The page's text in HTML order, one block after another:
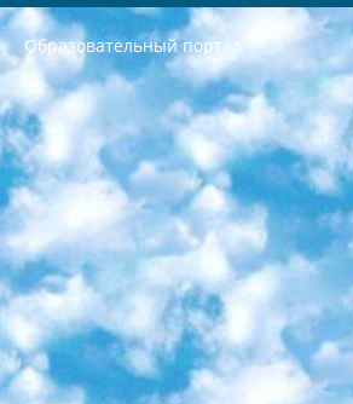
Образовательный портал
РЕСПУБЛИКА УЗБЕКИСТАН МИНИСТРЕРСТВО ДОШКОЛЬНОГО И ШКОЛЬНОГО ОБРАЗОВАНИЯ КОМАНДА в общеобразовательных учреждениях в 2023-2024 учебном году организация и проведение итоговой государственной аттестации обучающихся о Министра дошкольного и школьного образования Республики Узбекистан от 4 марта 2008 года (постановлением Минюста от 20 марта 2008 года № 1778 государственной регистрации) «Итоговое состояние учащихся общего среднего образования на основании положения об утверждении положения об аттестации общего среднего образования выпускной экзамен студентов в образовательных учреждениях в 2023-2024 учебном году В целях организации и прохождения аттестации приказываю: 1. Следующее: перечень предметов, по которым будет проводиться итоговая государственная аттестация и экзамен формы перевода согласно приложению 1; сертификаты международного образца, оценивающие уровень владения иностранными языками перечень согласно приложению 2; 2. Педагогический при специализированных образовательных учреждениях. научно-практический центр квалификации и международной оценки (Д.Давидова) 2024 г. До 25 марта: задания по предметам, по которым будет проводиться итоговая аттестация разработка и утверждение технических условий; итоговая аттестация на основании разработанного предметного задания разработка вопросов по предметам (устно и письменно), экзамен передача; общеобразовательные средние школы и специальные учебные заведения учащиеся выпускных классов школ и интернатов в агентской системе подготовка базы данных экзаменационных материалов и критериев оценки; перевод базы экзаменационных материалов на все языки обучения подать в Республиканский образовательный центр для изготовления; варианты экзаменов на основе разработанных контрольных материалов пусть будут поставлены задачи формирования. 3. Республиканский образовательный центр (Ш.Худайкулов) до 5 апреля 2024 года. до: база данных предоставленных экзаменационных материалов на все языки обучения перевод и экспертиза; для слепых, слабовидящих, глухих, слабослышащих и умственно отсталых детей учащиеся выпускных классов специализированных школ и школ-интернатов база данных экзаменационных материалов на всех преподаваемых языках подготовка критериев оценки; специализированные школы для умственно отсталых детей и технологии для учащихся выпускных классов школ-интернатов разработка соответствующих рекомендаций и критериев проведения ЕГЭ по естествознанию давать задания. 4. Педагогический при специализированных образовательных учреждениях. Научно-практический центр навыков и международной оценки (Д.Давидова), Республика образовательный центр (Худайкулов Ш.) итоговый государственный аттестационный экзамен ориентирован на творческое и логическое мышление при подготовке базы материалов учитывать введение заданий. 5. Следует отметить, что: сертификат государственного образца о знании общеобразовательного предмета и как минимум национальный уровень B1 по предметам на иностранных языках, указанным в Приложении 2. или международно признанный сертификат эквивалентного уровня студенты, изучающие определенный предмет, освобождаются от экзамена; по соответствующим предметам запланирована итоговая государственная аттестация за день до дня, путем жеребьевки Рабочей группой (в письменной форме по предметам, проводимым в форме) из числа сформированных вариантов выбрано 2 варианта; 2 выбранных варианта экзамена анонсированы на официальном сайте министерства и все выпускники по всей стране на основе этих вариантов проводит итоговую государственную аттестацию. 6. Государственное образование учащихся средних общеобразовательных учреждений. знания в соответствии с квалификационными требованиями, которые необходимо приобрести на основании стандартов итоговый (выпускной) контроль для 9 и 11 классов в целях тестирования Экзамены (далее – экзамены) состоят из предметов, перечисленных в приложении 1. будет сделано. 7. Экзамены пройдут с 26 мая по 15 июня 2024 г. (кроме науки физического воспитания). 8. Физическая для учащихся 9 классов общесредних образовательных учреждений. Экзамены по предмету «Образование, квалификация медицина» 1-6 мая 2024 года. сотрудники перевести под присмотр (с отклонениями в физическом или умственном развитии) специализированная школа для детей, школы-интернаты и со сколиозом школы-интернаты санаторного типа для больных детей исключены). 9. Он был слепым, слабовидящим и имел нарушения опорно-двигательного аппарата. экзамены в специализированных школах и интернатах для детей должны проводиться исходя из требований, предъявляемых к общеобразовательным учреждениям (физкультура кроме науки). 10. Специализированная школа для глухих и слабослышащих детей. и экзамены в интернатах и быть реализован в виде письменного теста по математике. 11. Специальность для умственно отсталых детей. Для 9 класса Родной язык и литературное письмо Государственный язык (язык обучения – узбекский). для неклассов) написано Математическое письмо Письменная/устная история Узбекистана Физическое воспитание практично Итоговый контроль Для 11 класса Написание родного языка и литературы (эссе) Математическое письмо Узбекский язык (обучение на узбекском языке) не посещающее общее среднее образование для учреждений)/Образовательное учреждение выбор письменный и устный Иностранный язык письменный/устный Письменная/устная история Узбекистана *По выбору студента:  Химия  Физика  Основы государственного права  География 10 бесплатных образовательных ресурсов - Мы составили подборку онлайн-проектов с интерактивными упражнениями, видеолекциями и статьями. Они помогут вам обрести новые и освежить старые знания бесплатно. 1. «ИНТУИТ» Старейшая образовательная площадка Рунета. Здесь вы найдёте сотни текстовых и видеокурсов на десятки различных тем — от программирования до психологии. Многие курсы подготовлены российскими университетами и крупными международными компаниями вроде Intel и Microsoft. Самостоятельное обучение бесплатное, но желающие могут оплатить услуги персональных наставников. 2. «Смартия» знакомит с актуальными профессиями и подсказывает, как им обучаться. Выбрав заинтересовавшую вас специальность — SMM-специалист, фотограф, веб-дизайнер или другую, — увидите список необходимых для неё умений. Чтобы вы могли освоить их самостоятельно, для каждого умения площадка отображает подборку ссылок на учебные материалы. Хотя «Смартия» ориентируется на русскоязычную аудиторию, часть контента всё же доступна только на английском. 3. «Лекторий Физтеха» Проект Московского физико-технического института (Физтеха). С его помощью вы можете смотреть онлайн серии лекций, записанные на видео в этом вузе. В числе доступных предметов — физика, биология, химия, информационные технологии и другие. К некоторым лекциям администрация ресурса прилагает готовые конспекты, которые можно скачивать в PDF-формате. 4. ITMOcourses Онлайн-площадка Санкт-Петербургского национального исследовательского университета информационных технологий, механики и оптики (ИТМО). Ресурс предоставляет свободный доступ к курсам, разработанным в этом вузе. Каталог материалов разбит на четыре категории: «Оптические системы и технологии», «Приборостроение и робототехника», «Информационные технологии» и «Биотехнологии». Курсы состоят из видеолекций, интерактивных демонстраций и заданий. 5. «КиберЛенинка» Электронная научная библиотека открытого доступа. Каталог площадки регулярно обрастает текстами статей из различных научных изданий. Сгруппированные по журналам и рубрикам публикации можно читать онлайн или скачивать целиком в PDF-формате. Проект нацелен на популяризацию науки за счёт открытого доступа к качественной информации. 6. «ПостНаука» На этом ресурсе публикуют подборки видеолекций, составленные экспертами из разных отраслей и объединённые общими темами. Среди них, к примеру, есть серии «Биоинформатика и геномика», «Культура средневековой Скандинавии» и Cinema Studies о теории кино. Каждая подборка лекций — логически связанная история, рассказанная экспертом от первого лица. Кроме того, на сайте появляются научно-образовательные статьи и тесты на разные темы. 7. «Newочём»